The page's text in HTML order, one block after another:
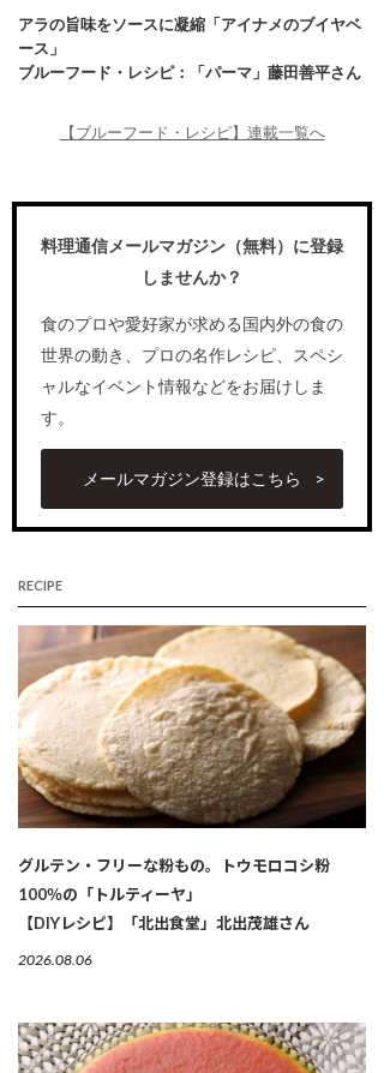
アラの旨味をソースに凝縮「アイナメのブイヤベ
ース」
ブルーフード・レシピ：「パーマ」藤田善平さん
【ブルーフード・レシピ】連載一覧へ
料理通信メールマガジン（無料）に登録
しませんか？
食のプロや愛好家が求める国内外の食の
世界の動き、プロの名作レシピ、スペシ
ャルなイベント情報などをお届けしま
す。
メールマガジン登録はこちら
RECIPE
グルテン・フリーな粉もの。トウモロコシ粉
100％の「トルティーヤ」
【DIYレシピ】「北出食堂」北出茂雄さん
2026.08.06